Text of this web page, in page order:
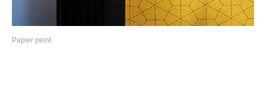
Papier peint